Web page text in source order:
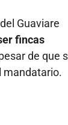
Guaviare
fincas
de que
mandatario.